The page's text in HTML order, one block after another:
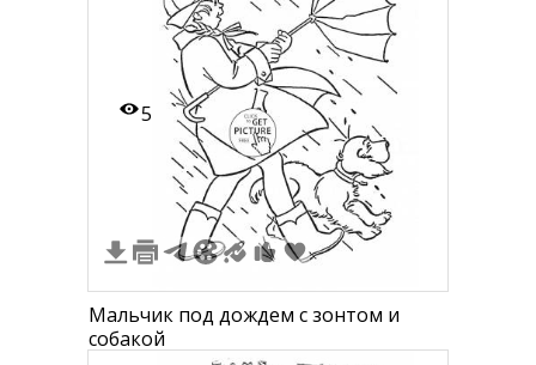
5
Мальчик под дождем с зонтом и
собакой